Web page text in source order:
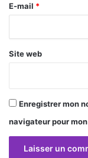
e
E-mail *
Site web
Enregistrer mon
navigateur pour